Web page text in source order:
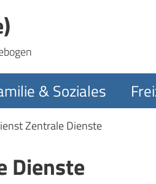
& Soziales
Zentrale Dienste
Dienste